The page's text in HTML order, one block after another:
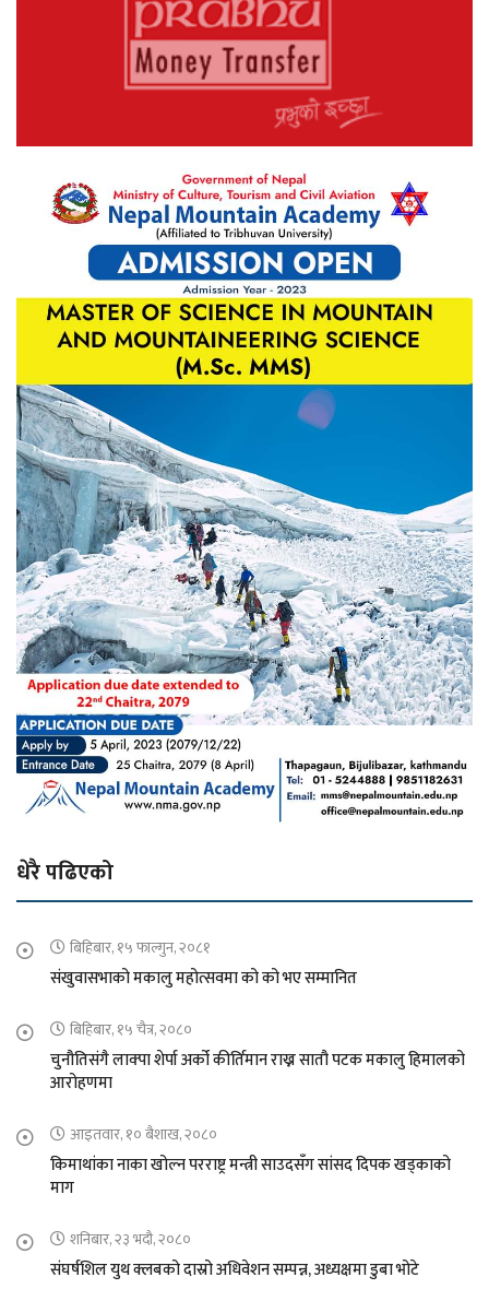
धेरै पढिएको
बिहिबार, १५ फाल्गुन, २०८१
संखुवासभाको मकालु महोत्सवमा को को भए सम्मानित
बिहिबार, १५ चैत्र, २०८०
चुनौतिसंगै लाक्पा शेर्पा अर्को कीर्तिमान राख्न सातौ पटक मकालु हिमालको
आरोहणमा
आइतवार, १० बैशाख, २०८०
किमाथांका नाका खोल्न परराष्ट्र मन्त्री साउदसँग सांसद दिपक खड्काको
माग
शनिबार, २३ भदौ, २०८०
संघर्षशिल युथ क्लबको दास्रो अधिवेशन सम्पन्न, अध्यक्षमा डुबा भोटे